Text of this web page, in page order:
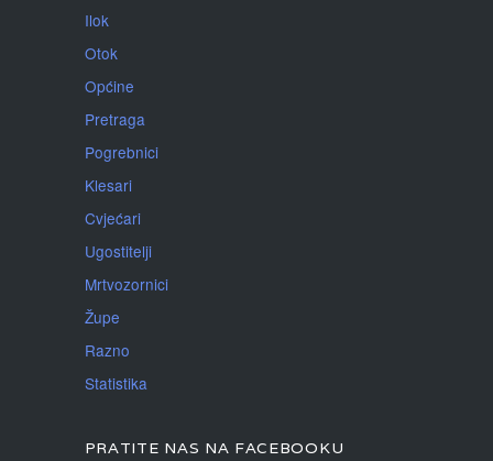
Ilok
Otok
Općine
Pretraga
Pogrebnici
Klesari
Cvjećari
Ugostitelji
Mrtvozornici
Župe
Razno
Statistika
PRATITE NAS NA FACEBOOKU